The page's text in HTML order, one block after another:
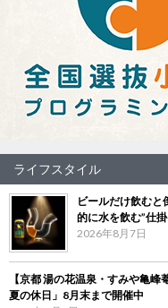
ライフスタイル
ビールだけ飲む
的に水を飲む”仕
2026年8月7日
【京都 湯の花温泉・すみや亀
夏の休日」8月末まで開催中